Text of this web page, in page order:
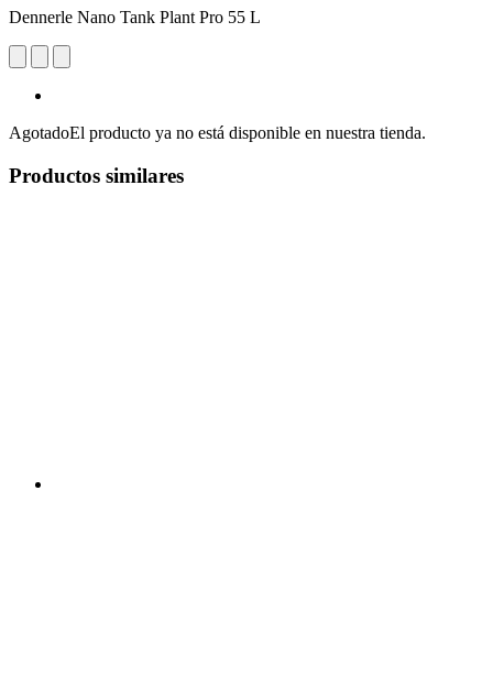
Dennerle Nano Tank Plant Pro 55 L
AgotadoEl producto ya no está disponible en nuestra tienda.
Productos similares